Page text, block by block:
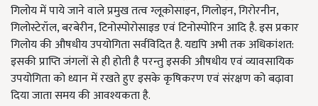
गिलोय में पाये जाने वाले प्रमुख तत्व ग्लूकोसाइन, गिलोइन, गिरोरनीन,
गिलोस्टेरॉल, बरबेरीन, टिनोस्पोरोसाइड एवं टिनोस्पोरिन आदि है. इस प्रकार
गिलोय की औषधीय उपयोगिता सर्वविदित है. यद्यपि अभी तक अधिकांशत:
इसकी प्राप्ति जंगलों से ही होती है परन्तु इसकी औषधीय एवं व्यावसायिक
उपयोगिता को ध्यान में रखते हुए इसके कृषिकरण एवं संरक्षण को बढ़ावा
दिया जाता समय की आवश्यकता है.